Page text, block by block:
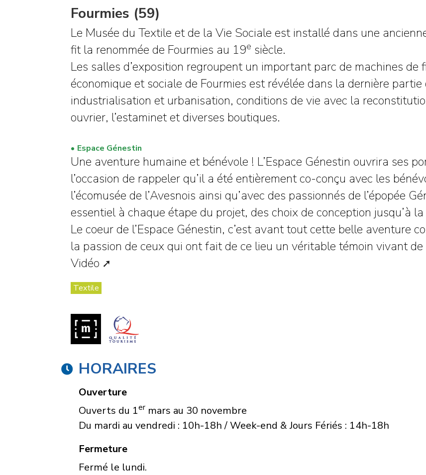
Fourmies (59)
Le Musée du Textile et de la Vie Sociale est installé dans une
fit la renommée de Fourmies au 19e siècle.
Les salles d’exposition regroupent un important parc de machines de
économique et sociale de Fourmies est révélée dans la dernière partie
industrialisation et urbanisation, conditions de vie avec la
ouvrier, l’estaminet et diverses boutiques.
Espace Génestin
Une aventure humaine et bénévole ! L’Espace Génestin ouvrira ses
l’occasion de rappeler qu’il a été entièrement co-conçu avec les
l’écomusée de l’Avesnois ainsi qu’avec des passionnés de l’épopée
essentiel à chaque étape du projet, des choix de conception jusqu’à
Le coeur de l’Espace Génestin, c’est avant tout cette belle aventure
la passion de ceux qui ont fait de ce lieu un véritable témoin vivant de
Vidéo
Textile
HORAIRES
Ouverture
Ouverts du 1er mars au 30 novembre
Du mardi au vendredi : 10h-18h / Week-end & Jours Fériés : 14h-18h
Fermeture
Fermé le lundi.